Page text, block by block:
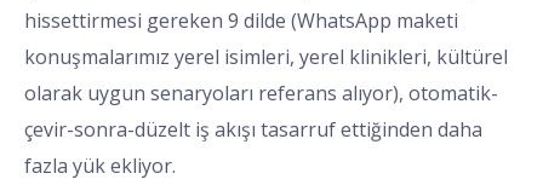
hissettirmesi gereken 9 dilde (WhatsApp maketi
konuşmalarımız yerel isimleri, yerel klinikleri, kültürel
olarak uygun senaryoları referans alıyor), otomatik-
çevir-sonra-düzelt iş akışı tasarruf ettiğinden daha
fazla yük ekliyor.